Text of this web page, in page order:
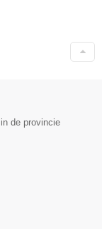
de provincie